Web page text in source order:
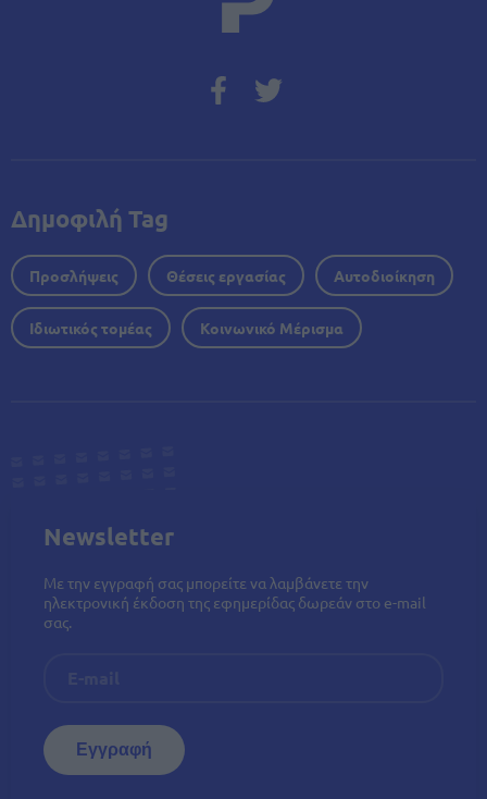
Δημοφιλή Tag
Προσλήψεις Θέσεις εργασίας Αυτοδιοίκηση
Ιδιωτικός τομέας Κοινωνικό Μέρισμα
Newsletter
Με την εγγραφή σας μπορείτε να λαμβάνετε την
ηλεκτρονική έκδοση της εφημερίδας δωρεάν στο e-mail
σας.